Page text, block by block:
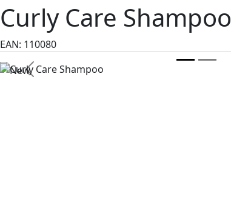
Curly Care Shampoo
EAN: 110080
Previous